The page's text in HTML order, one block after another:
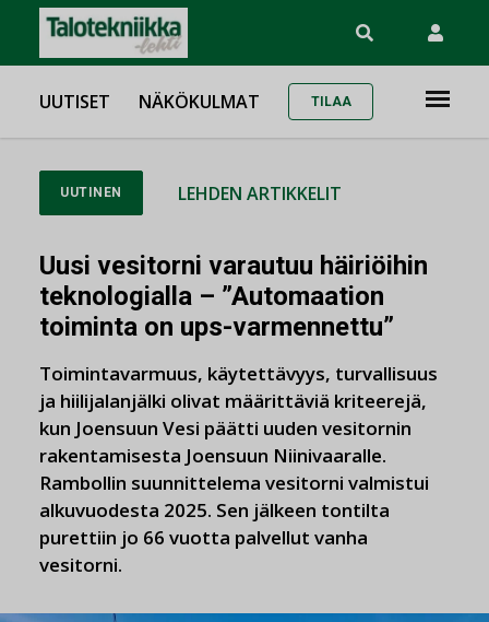
UUTISET NÄKÖKULMAT TILAA
UUTINEN LEHDEN ARTIKKELIT
Uusi vesitorni varautuu häiriöihin
teknologialla – ”Automaation
toiminta on ups-varmennettu”
Toimintavarmuus, käytettävyys, turvallisuus
ja hiilijalanjälki olivat määrittäviä kriteerejä,
kun Joensuun Vesi päätti uuden vesitornin
rakentamisesta Joensuun Niinivaaralle.
Rambollin suunnittelema vesitorni valmistui
alkuvuodesta 2025. Sen jälkeen tontilta
purettiin jo 66 vuotta palvellut vanha
vesitorni.